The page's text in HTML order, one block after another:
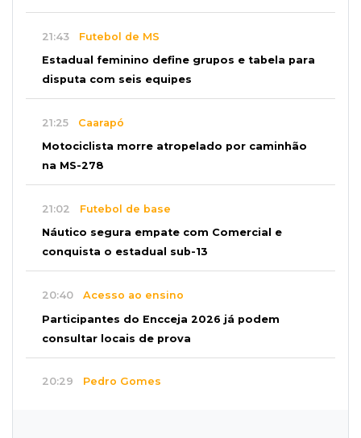
21:43 Futebol de MS
Estadual feminino define grupos e tabela para
disputa com seis equipes
21:25 Caarapó
Motociclista morre atropelado por caminhão
na MS-278
21:02 Futebol de base
Náutico segura empate com Comercial e
conquista o estadual sub-13
20:40 Acesso ao ensino
Participantes do Encceja 2026 já podem
consultar locais de prova
20:29 Pedro Gomes